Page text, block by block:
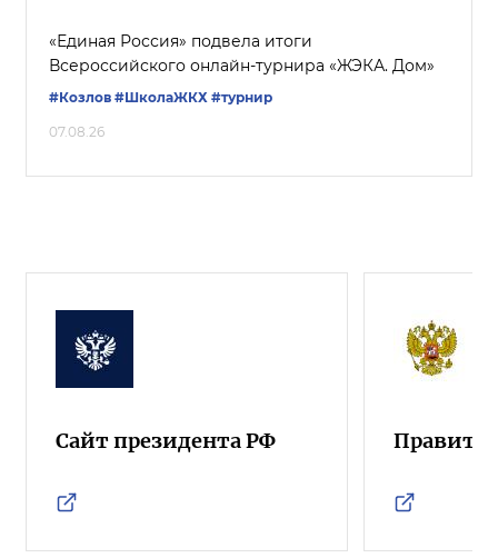
«Единая Россия» подвела итоги
Всероссийского онлайн-турнира «ЖЭКА. Дом»
#Козлов #ШколаЖКХ #турнир
07.08.26
Сайт президента РФ